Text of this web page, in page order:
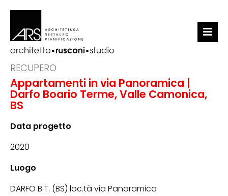
PORTFOLIO
RECUPERO
Appartamenti in via Panoramica |
Darfo Boario Terme, Valle Camonica,
BS
Data progetto
2020
Luogo
DARFO B.T. (BS) loc.tà via Panoramica